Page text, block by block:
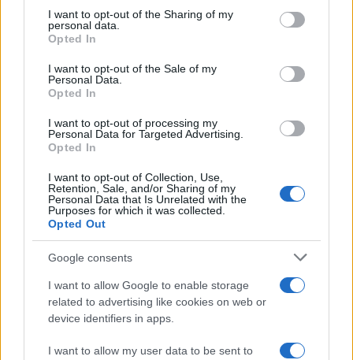
not limited to your visit or usage behaviour. You may click to
grant or deny consent to Google and its third-party tags to
use your data for below specified purposes in below Google
consent section.
I want to opt-out of the Sharing of my
personal data.
Opted In
I want to opt-out of the Sale of my
Personal Data.
Opted In
I want to opt-out of processing my
Personal Data for Targeted Advertising.
Opted In
I want to opt-out of Collection, Use,
Retention, Sale, and/or Sharing of my
Personal Data that Is Unrelated with the
Purposes for which it was collected.
Opted Out
Google consents
I want to allow Google to enable storage
related to advertising like cookies on web or
device identifiers in apps.
I want to allow my user data to be sent to